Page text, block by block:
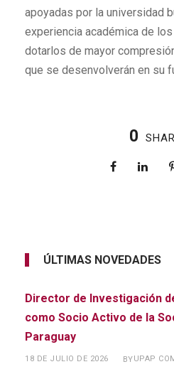
apoyadas por la universidad
experiencia académica de
dotarlos de mayor
que se desenvolverán en su
0
ÚLTIMAS NOVEDADES
Director de Investigación
como Socio Activo de la
Paraguay
18 DE JULIO DE 2026 BYUPAP